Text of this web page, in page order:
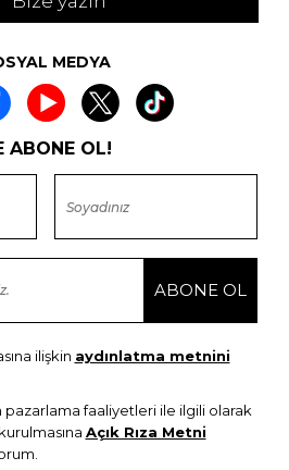
MEDYA
ABONE OL!
ilişkin aydınlatma metnini
faaliyetleri ile ilgili olarak
Açık Rıza Metni